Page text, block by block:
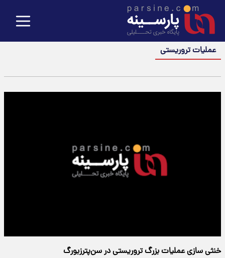
عملیات تروریستی
خنثی سازی عملیات بزرگ تروریستی در سن‌پترزبورگ